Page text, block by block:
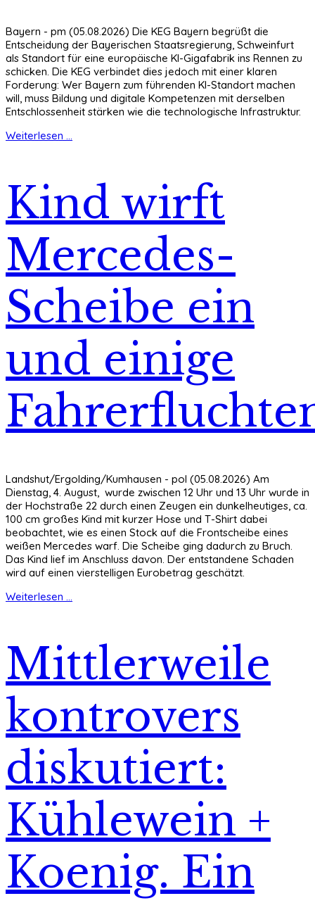
Bayern - pm (05.08.2026) Die KEG Bayern begrüßt die
Entscheidung der Bayerischen Staatsregierung, Schweinfurt
als Standort für eine europäische KI-Gigafabrik ins Rennen zu
schicken. Die KEG verbindet dies jedoch mit einer klaren
Forderung: Wer Bayern zum führenden KI-Standort machen
will, muss Bildung und digitale Kompetenzen mit derselben
Entschlossenheit stärken wie die technologische Infrastruktur.
Weiterlesen ...
Kind wirft
Mercedes-
Scheibe ein
und einige
Landshut/Ergolding/Kumhausen - pol (05.08.2026) Am
Dienstag, 4. August, wurde zwischen 12 Uhr und 13 Uhr wurde in
der Hochstraße 22 durch einen Zeugen ein dunkelheutiges, ca.
100 cm großes Kind mit kurzer Hose und T-Shirt dabei
beobachtet, wie es einen Stock auf die Frontscheibe eines
weißen Mercedes warf. Die Scheibe ging dadurch zu Bruch.
Das Kind lief im Anschluss davon. Der entstandene Schaden
wird auf einen vierstelligen Eurobetrag geschätzt.
Weiterlesen ...
Mittlerweile
kontrovers
diskutiert:
Kühlewein +
Koenig. Ein